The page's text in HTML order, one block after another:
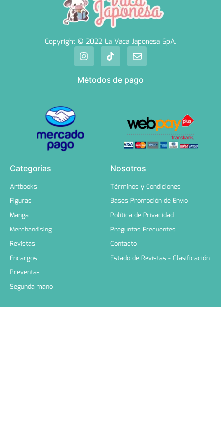
Copyright © 2022 La Vaca Japonesa SpA.
Métodos de pago
Categorías
Artbooks
Figuras
Manga
Merchandising
Revistas
Encargos
Preventas
Segunda mano
Nosotros
Términos y Condiciones
Bases Promoción de Envío
Política de Privacidad
Preguntas Frecuentes
Contacto
Estado de Revistas - Clasificación